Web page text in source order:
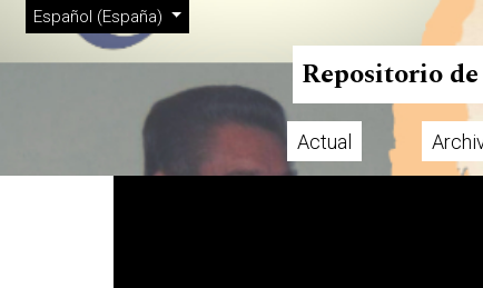
Ir al menú de navegación principal
Ir al contenido principal
Ir al pie de página del sitio
Cambiar el idioma. El actual es:
Español (España)
Menú de administración
Repositorio
Menú principal Actual